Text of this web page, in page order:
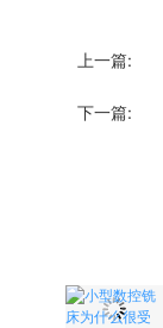
上一篇:
下一篇: